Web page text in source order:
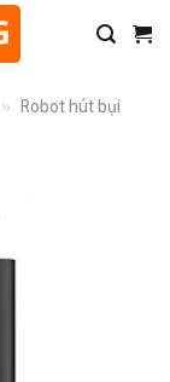
»
Robot hút bụi